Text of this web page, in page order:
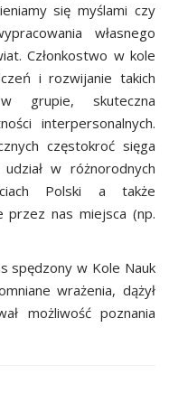
się myślami czy
własnego
Członkostwo w kole
i rozwijanie takich
grupie, skuteczna
interpersonalnych.
częstokroć sięga
w różnorodnych
Polski a także
przez nas miejsca (np.
spędzony w Kole Nauk
wrażenia, dążył
możliwość poznania